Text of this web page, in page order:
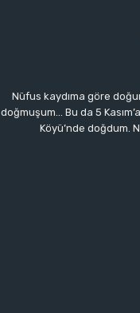
Nüfus kaydıma göre
doğmuşum… Bu da 5
Köyü’nde doğdum.